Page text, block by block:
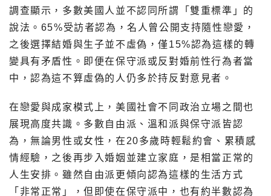
調查顯示，多數美國人並不認同所謂「雙重標準」的
說法。65%受訪者認為，名人曾公開支持隨性戀愛，
之後選擇結婚與生子並不虛偽，僅15%認為這樣的轉
變具有矛盾性。即便在保守派或反對婚前性行為者當
中，認為這不算虛偽的人仍多於持反對意見者。
在戀愛與成家模式上，美國社會不同政治立場之間也
展現高度共識。多數自由派、溫和派與保守派皆認
為，無論男性或女性，在20多歲時輕鬆約會、累積感
情經驗，之後再步入婚姻並建立家庭，是相當正常的
人生安排。雖然自由派更傾向認為這樣的生活方式
「非常正常」，但即使在保守派中，也有約半數認為